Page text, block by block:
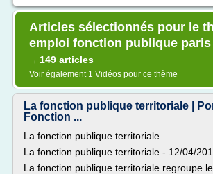
Articles sélectionnés pour le
emploi fonction publique paris
→ 149 articles
Voir également 1 Vidéos pour ce thème
La fonction publique territoriale |
Fonction ...
La fonction publique territoriale
La fonction publique territoriale - 12/04/
La fonction publique territoriale regroupe